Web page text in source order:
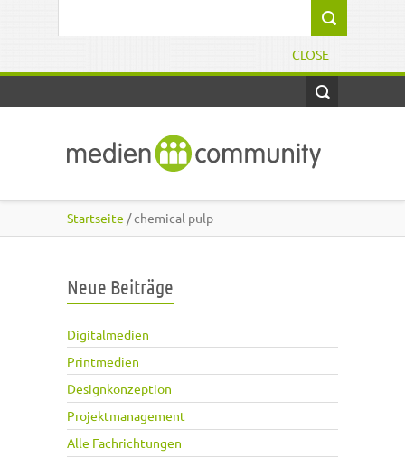
CLOSE
Startseite / chemical pulp
Neue Beiträge
Digitalmedien
Printmedien
Designkonzeption
Projektmanagement
Alle Fachrichtungen